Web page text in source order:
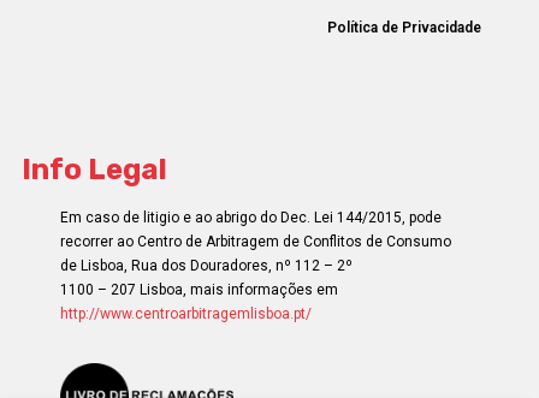
Política de Privacidade
Info Legal
Em caso de litigio e ao abrigo do Dec. Lei 144/2015, pode
recorrer ao Centro de Arbitragem de Conflitos de Consumo
de Lisboa, Rua dos Douradores, nº 112 – 2º
1100 – 207 Lisboa, mais informações em
http://www.centroarbitragemlisboa.pt/